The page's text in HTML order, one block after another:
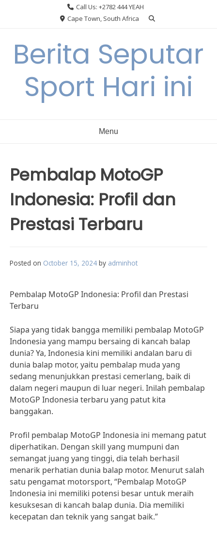
Call Us: +2782 444 YEAH
Cape Town, South Africa
Berita Seputar
Sport Hari ini
Menu
Pembalap MotoGP
Indonesia: Profil dan
Prestasi Terbaru
Posted on October 15, 2024 by adminhot
Pembalap MotoGP Indonesia: Profil dan Prestasi
Terbaru
Siapa yang tidak bangga memiliki pembalap MotoGP
Indonesia yang mampu bersaing di kancah balap
dunia? Ya, Indonesia kini memiliki andalan baru di
dunia balap motor, yaitu pembalap muda yang
sedang menunjukkan prestasi cemerlang, baik di
dalam negeri maupun di luar negeri. Inilah pembalap
MotoGP Indonesia terbaru yang patut kita
banggakan.
Profil pembalap MotoGP Indonesia ini memang patut
diperhatikan. Dengan skill yang mumpuni dan
semangat juang yang tinggi, dia telah berhasil
menarik perhatian dunia balap motor. Menurut salah
satu pengamat motorsport, “Pembalap MotoGP
Indonesia ini memiliki potensi besar untuk meraih
kesuksesan di kancah balap dunia. Dia memiliki
kecepatan dan teknik yang sangat baik.”